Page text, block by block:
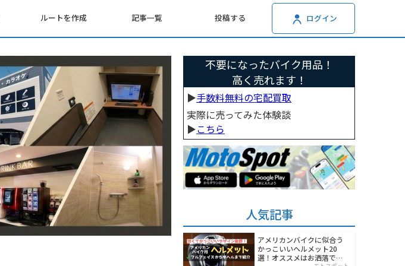
ルートを作成 記事一覧 投稿する ログイン
不要になったバイク用品！
高く売れます！
▶︎手数料無料の宅配買取
実際に売ってみた体験談
▶︎こちら
人気記事
アメリカンバイクに似合う
かっこいいヘルメット20
選！オススメはお洒落でワ